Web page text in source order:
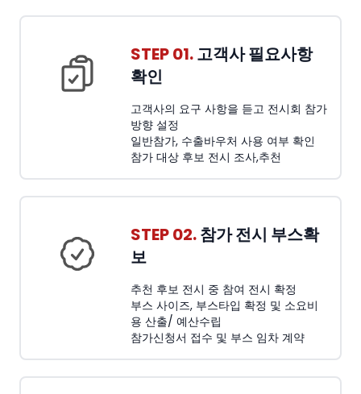
STEP 01.고객사 필요사항
확인
고객사의 요구 사항을 듣고 전시회 참가
방향 설정
일반참가, 수출바우처 사용 여부 확인
참가 대상 후보 전시 조사,추천
STEP 02.참가 전시 부스확
보
추천 후보 전시 중 참여 전시 확정
부스 사이즈, 부스타입 확정 및 소요비
용 산출/ 예산수립
참가신청서 접수 및 부스 임차 계약